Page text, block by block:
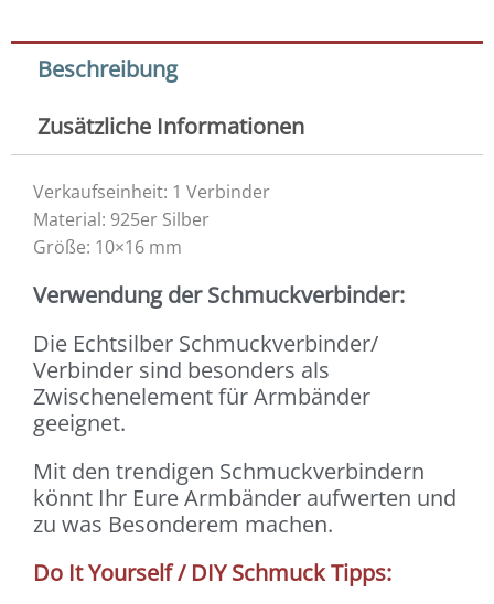
Beschreibung
Zusätzliche Informationen
Verkaufseinheit: 1 Verbinder
Material: 925er Silber
Größe: 10×16 mm
Verwendung der Schmuckverbinder:
Die Echtsilber Schmuckverbinder/
Verbinder sind besonders als
Zwischenelement für Armbänder
geeignet.
Mit den trendigen Schmuckverbindern
könnt Ihr Eure Armbänder aufwerten und
zu was Besonderem machen.
Do It Yourself / DIY Schmuck Tipps: